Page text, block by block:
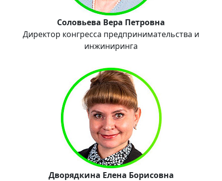
Соловьева Вера Петровна
Директор конгресса предпринимательства и
инжиниринга
Дворядкина Елена Борисовна